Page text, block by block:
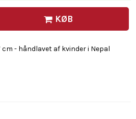
KØB
- håndlavet af kvinder i Nepal